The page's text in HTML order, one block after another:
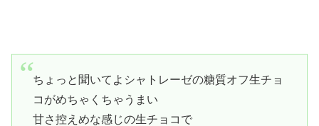
ちょっと聞いてよシャトレーゼの糖質オフ生チョ
コがめちゃくちゃうまい
甘さ控えめな感じの生チョコで